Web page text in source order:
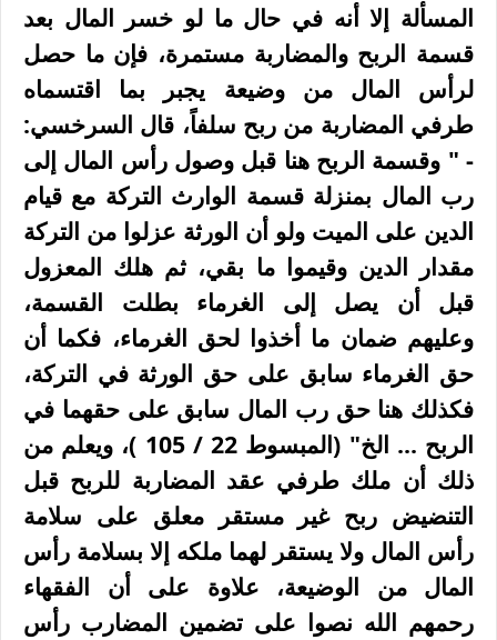
المسألة إلا أنه في حال ما لو خسر المال بعد
قسمة الربح والمضاربة مستمرة، فإن ما حصل
لرأس المال من وضيعة يجبر بما اقتسماه
طرفي المضاربة من ربح سلفاً، قال السرخسي:
- " وقسمة الربح هنا قبل وصول رأس المال إلى
رب المال بمنزلة قسمة الوارث التركة مع قيام
الدين على الميت ولو أن الورثة عزلوا من التركة
مقدار الدين وقيموا ما بقي، ثم هلك المعزول
قبل أن يصل إلى الغرماء بطلت القسمة،
وعليهم ضمان ما أخذوا لحق الغرماء، فكما أن
حق الغرماء سابق على حق الورثة في التركة،
فكذلك هنا حق رب المال سابق على حقهما في
الربح ... الخ" (المبسوط 22 / 105 )
، ويعلم من
ذلك أن ملك طرفي عقد المضاربة للربح قبل
التنضيض ربح غير مستقر معلق على سلامة
رأس المال ولا يستقر لهما ملكه إلا بسلامة رأس
المال من الوضيعة، علاوة على أن الفقهاء
رحمهم الله نصوا على تضمين المضارب رأس